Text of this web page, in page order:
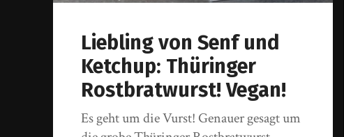
Liebling von Senf und
Ketchup: Thüringer
Rostbratwurst! Vegan!
Es geht um die Vurst! Genauer gesagt um